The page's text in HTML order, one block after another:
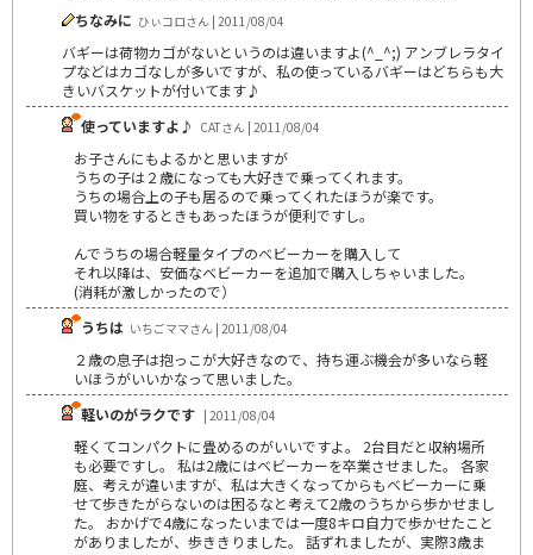
ちなみに ひぃコロさん | 2011/08/04
バギーは荷物カゴがないというのは違いますよ(^_^;) アンブレラタイ
プなどはカゴなしが多いですが、私の使っているバギーはどちらも大
きいバスケットが付いてます♪
使っていますよ♪ CATさん | 2011/08/04
お子さんにもよるかと思いますが
うちの子は２歳になっても大好きで乗ってくれます。
うちの場合上の子も居るので乗ってくれたほうが楽です。
買い物をするときもあったほうが便利ですし。
んでうちの場合軽量タイプのベビーカーを購入して
それ以降は、安価なベビーカーを追加で購入しちゃいました。
(消耗が激しかったので）
うちは いちごママさん | 2011/08/04
２歳の息子は抱っこが大好きなので、持ち運ぶ機会が多いなら軽
いほうがいいかなって思いました。
軽いのがラクです | 2011/08/04
軽くてコンパクトに畳めるのがいいですよ。 2台目だと収納場所
も必要ですし。 私は2歳にはベビーカーを卒業させました。 各家
庭、考えが違いますが、私は大きくなってからもベビーカーに乗
せて歩きたがらないのは困るなと考えて2歳のうちから歩かせまし
た。 おかげで4歳になったいまでは一度8キロ自力で歩かせたこと
がありましたが、歩ききりました。 話ずれましたが、実際3歳ま